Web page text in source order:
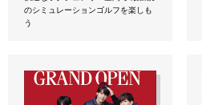
のシミュレーションゴルフを楽しも
う